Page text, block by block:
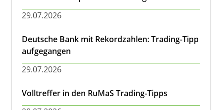
29.07.2026
Deutsche Bank mit Rekordzahlen: Trading-Tipp
aufgegangen
29.07.2026
Volltreffer in den RuMaS Trading-Tipps